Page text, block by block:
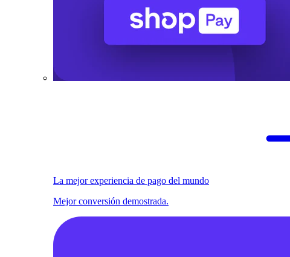
La mejor experiencia de pago del mundo
Mejor conversión demostrada.